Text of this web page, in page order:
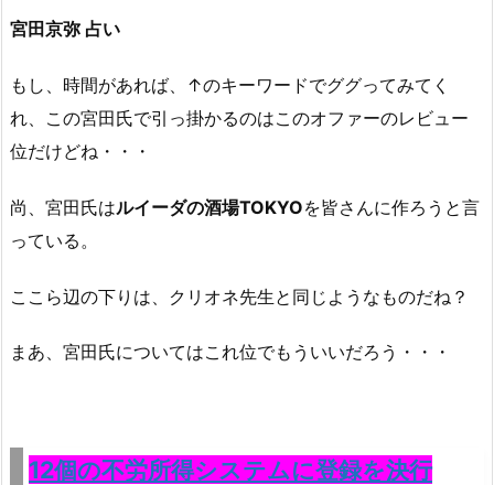
宮田京弥 占い
もし、時間があれば、↑のキーワードでググってみてく
れ、この宮田氏で引っ掛かるのはこのオファーのレビュー
位だけどね・・・
尚、宮田氏はルイーダの酒場TOKYOを皆さんに作ろうと言
っている。
ここら辺の下りは、クリオネ先生と同じようなものだね？
まあ、宮田氏についてはこれ位でもういいだろう・・・
12個の不労所得システムに登録を決行